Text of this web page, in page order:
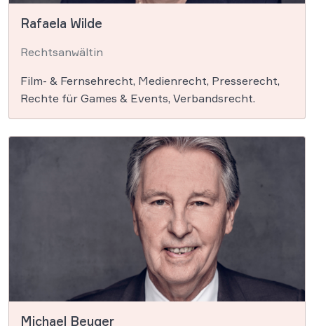
Rafaela Wilde
Rechtsanwältin
Film- & Fernsehrecht, Medienrecht, Presserecht,
Rechte für Games & Events, Verbandsrecht.
Michael Beuger